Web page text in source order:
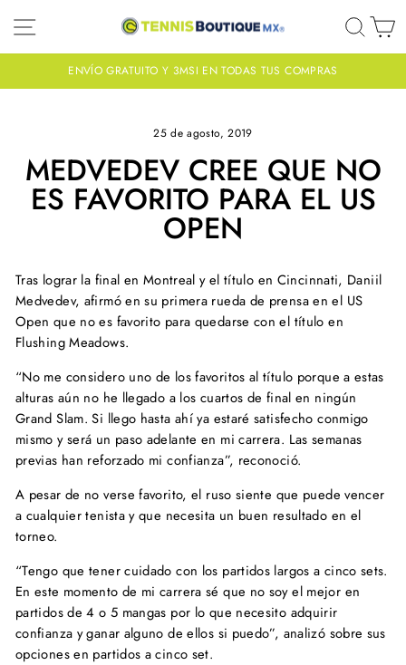
directamente
al
NAVEGACIÓN
ENVÍO GRATUITO Y 3MSI EN TODAS TUS COMPRAS
25 de agosto, 2019
MEDVEDEV CREE QUE NO
ES FAVORITO PARA EL US
OPEN
Tras lograr la final en Montreal y el título en Cincinnati, Daniil
Medvedev, afirmó en su primera rueda de prensa en el US
Open que no es favorito para quedarse con el título en
Flushing Meadows.
“No me considero uno de los favoritos al título porque a estas
alturas aún no he llegado a los cuartos de final en ningún
Grand Slam. Si llego hasta ahí ya estaré satisfecho conmigo
mismo y será un paso adelante en mi carrera. Las semanas
previas han reforzado mi confianza”, reconoció.
A pesar de no verse favorito, el ruso siente que puede vencer
a cualquier tenista y que necesita un buen resultado en el
torneo.
“Tengo que tener cuidado con los partidos largos a cinco sets.
En este momento de mi carrera sé que no soy el mejor en
partidos de 4 o 5 mangas por lo que necesito adquirir
confianza y ganar alguno de ellos si puedo”, analizó sobre sus
opciones en partidos a cinco set.